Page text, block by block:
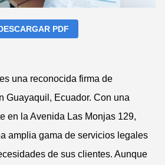
PDF
una reconocida firma de
Guayaquil, Ecuador. Con una
en la Avenida Las Monjas 129,
amplia gama de servicios legales
de sus clientes. Aunque